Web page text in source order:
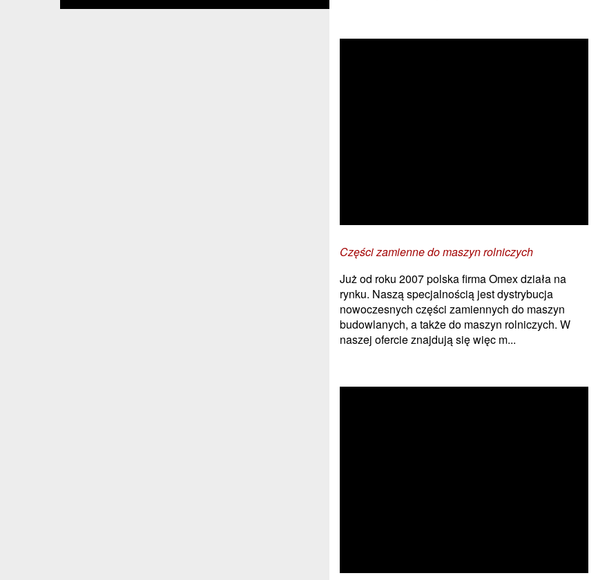
Części zamienne do maszyn rolniczych
Już od roku 2007 polska firma Omex działa na
rynku. Naszą specjalnością jest dystrybucja
nowoczesnych części zamiennych do maszyn
budowlanych, a także do maszyn rolniczych. W
naszej ofercie znajdują się więc m...